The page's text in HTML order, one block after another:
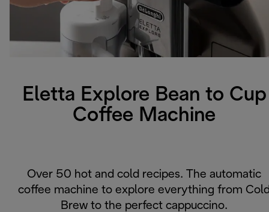
Eletta Explore Bean to Cup
Coffee Machine
Over 50 hot and cold recipes. The automatic
coffee machine to explore everything from
Brew to the perfect cappuccino.